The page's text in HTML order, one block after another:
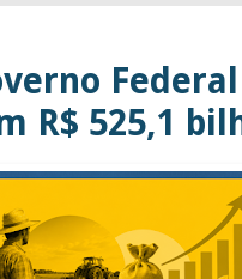
R$ 525,1